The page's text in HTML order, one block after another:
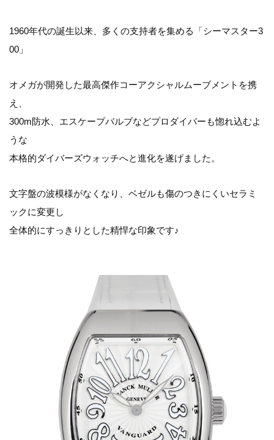
1960年代の誕生以来、多くの支持者を集める「シーマスター3
00」
オメガが開発した最高傑作コーアクシャルムーブメントを携
え、
300m防水、エスケープバルブなどプロダイバーも惚れ込むよ
うな
本格的ダイバーズウォッチへと進化を遂げました。
文字盤の波模様がなくなり、ベゼルも傷のつきにくいセラミ
ックに変更し
全体的にすっきりとした精悍な印象です♪